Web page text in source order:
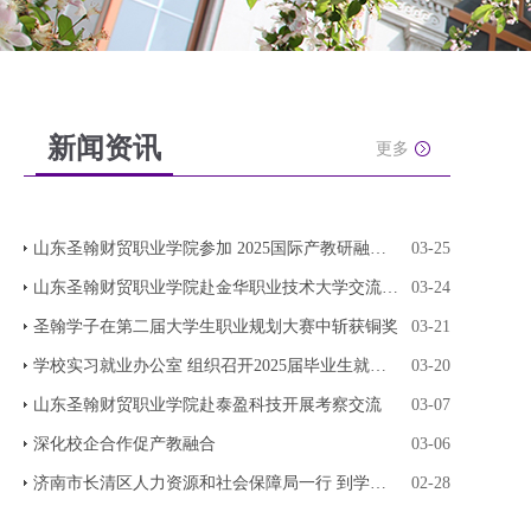
新闻资讯 更多
山东圣翰财贸职业学院参加 2025国际产教研融合发 03-25
山东圣翰财贸职业学院赴金华职业技术大学交流 共 03-24
圣翰学子在第二届大学生职业规划大赛中斩获铜奖 03-21
学校实习就业办公室 组织召开2025届毕业生就业专 03-20
山东圣翰财贸职业学院赴泰盈科技开展考察交流 03-07
深化校企合作促产教融合 03-06
济南市长清区人力资源和社会保障局一行 到学校座 02-28